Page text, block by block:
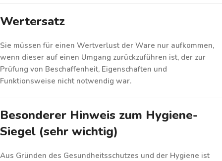
Wertersatz
Sie müssen für einen Wertverlust der Ware nur aufkommen,
wenn dieser auf einen Umgang zurückzuführen ist, der zur
Prüfung von Beschaffenheit, Eigenschaften und
Funktionsweise nicht notwendig war.
Besonderer Hinweis zum Hygiene-
Siegel (sehr wichtig)
Aus Gründen des Gesundheitsschutzes und der Hygiene ist